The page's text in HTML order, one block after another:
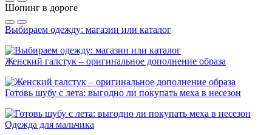
Шопинг в дороге
Выбираем одежду: магазин или каталог
Женский галстук – оригинальное дополнение образа
Готовь шубу с лета: выгодно ли покупать меха в несезон
Одежда для мальчика